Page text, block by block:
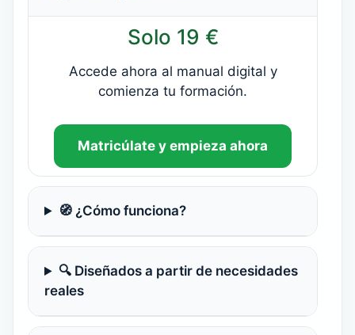
Solo 19 €
Accede ahora al manual digital y
comienza tu formación.
Matricúlate y empieza ahora
🧭 ¿Cómo funciona?
🔍 Diseñados a partir de necesidades
reales